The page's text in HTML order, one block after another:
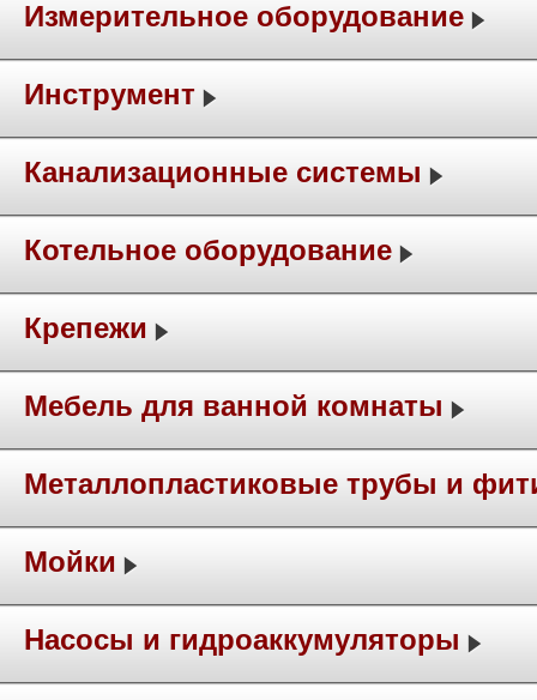
Измерительное оборудование
Инструмент
Канализационные системы
Котельное оборудование
Крепежи
Мебель для ванной комнаты
Металлопластиковые трубы и
Мойки
Насосы и гидроаккумуляторы